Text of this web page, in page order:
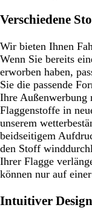
Verschiedene
Wir bieten Ihnen
Wenn Sie bereits
erworben haben,
Sie die passende
Ihre
Flaggenstoffe in
unserem
beidseitigem
den Stoff
Ihrer Flagge
können nur auf
Intuitiver